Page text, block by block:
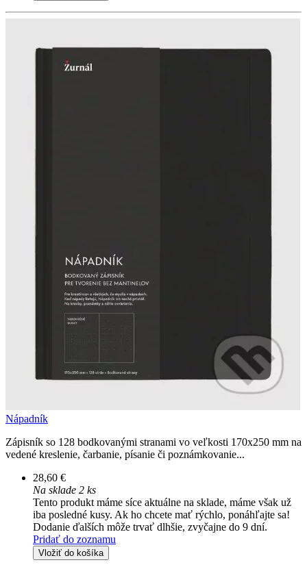
Nápadník
Zápisník so 128 bodkovanými stranami vo veľkosti 170x250 mm na
vedené kreslenie, čarbanie, písanie či poznámkovanie...
28,60 €
Na sklade 2 ks
Tento produkt máme síce aktuálne na sklade, máme však už
iba posledné kusy. Ak ho chcete mať rýchlo, ponáhľajte sa!
Dodanie ďalších môže trvať dlhšie, zvyčajne do 9 dní.
Pridať do zoznamu
Vložiť do košíka